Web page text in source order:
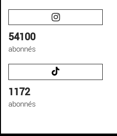
54100
abonnés
1172
abonnés